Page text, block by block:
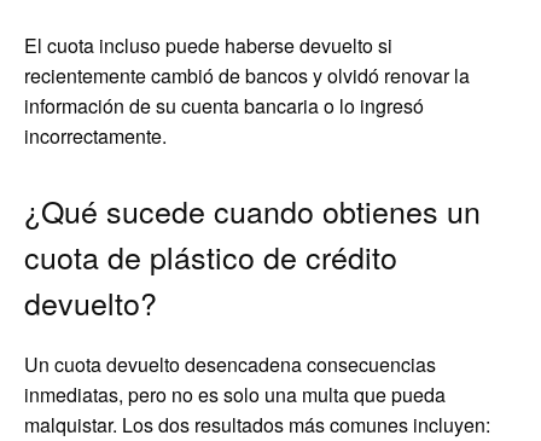
El cuota incluso puede haberse devuelto si
recientemente cambió de bancos y olvidó renovar la
información de su cuenta bancaria o lo ingresó
incorrectamente.
¿Qué sucede cuando obtienes un
cuota de plástico de crédito
devuelto?
Un cuota devuelto desencadena consecuencias
inmediatas, pero no es solo una multa que pueda
malquistar. Los dos resultados más comunes incluyen: